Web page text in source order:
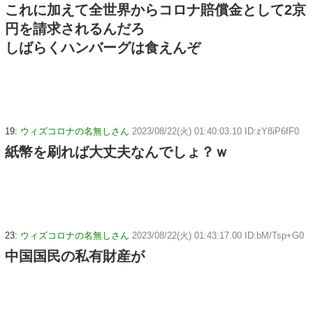
これに加えて全世界からコロナ賠償金として2京
円を請求されるんだろ
しばらくハンバーグは食えんぞ
19: ウィズコロナの名無しさん 2023/08/22(火) 01:40:03.10 ID:zY8iP6fF0
紙幣を刷れば大丈夫なんでしょ？ｗ
23: ウィズコロナの名無しさん 2023/08/22(火) 01:43:17.00 ID:bM/Tsp+G0
中国国民の私有財産が